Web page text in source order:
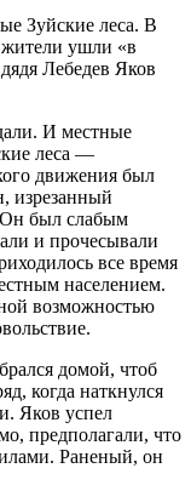
Зуйские леса. В
ушли «в
Лебедев Яков
И местные
леса —
движения был
изрезанный
был слабым
и прочесывали
все время
населением.
возможностью
домой, чтоб
когда наткнулся
Яков успел
предполагали, что
Раненый, он